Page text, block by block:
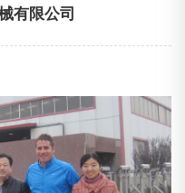
有限公司